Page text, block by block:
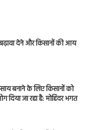
देने और किसानों की आय
बनाने के लिए किसानों को
दिया जा रहा है: मोहिंदर भगत